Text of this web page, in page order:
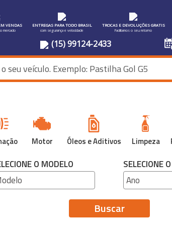
VENDAS
mercado
ENTREGAS PARA TODO BRASIL
com segurança e velocidade
TROCAS E DEVOLUÇÕES GRATIS
Facilitamos o seu retorno
(15) 99124-2433
Motor Óleos e Aditivos Limpeza
O MODELO SELECIONE
Buscar